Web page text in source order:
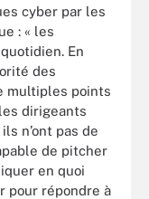
cyber par les
: « les
En
des
multiples points
dirigeants
n’ont pas de
de pitcher
en quoi
pour répondre à